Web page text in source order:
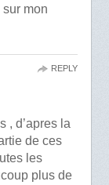
mon
, d’apres la
de ces
les
plus de
REPLY